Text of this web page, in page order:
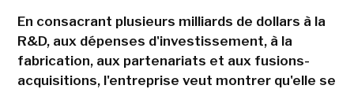
En consacrant plusieurs milliards de dollars à la
R&D, aux dépenses d'investissement, à la
fabrication, aux partenariats et aux fusions-
acquisitions, l'entreprise veut montrer qu'elle se